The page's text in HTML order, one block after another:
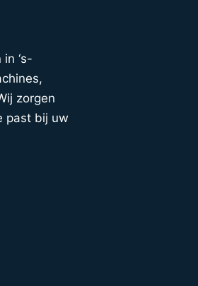
‘s-
zorgen
past bij uw